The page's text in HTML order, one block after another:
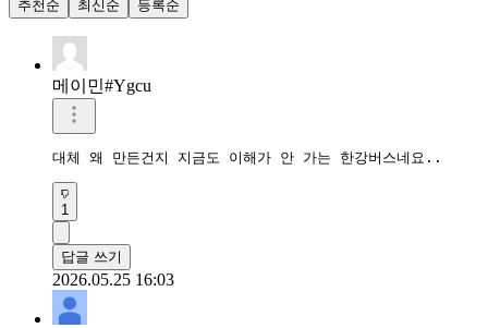
추천순 최신순 등록순
메이민#Ygcu
대체 왜 만든건지 지금도 이해가 안 가는 한강버스네요..
1
답글 쓰기
2026.05.25 16:03